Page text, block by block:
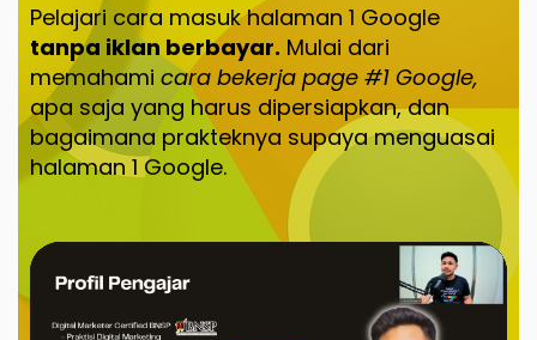
Pelajari cara masuk halaman 1 Google
tanpa iklan berbayar. Mulai dari
memahami cara bekerja page #1 Google,
apa saja yang harus dipersiapkan, dan
bagaimana prakteknya supaya menguasai
halaman 1 Google.